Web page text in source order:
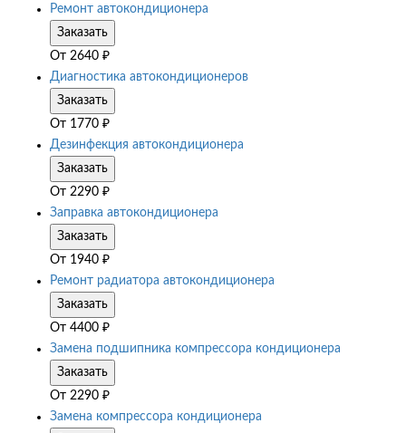
Ремонт автокондиционера
Заказать
От 2640 ₽
Диагностика автокондиционеров
Заказать
От 1770 ₽
Дезинфекция автокондиционера
Заказать
От 2290 ₽
Заправка автокондиционера
Заказать
От 1940 ₽
Ремонт радиатора автокондиционера
Заказать
От 4400 ₽
Замена подшипника компрессора кондиционера
Заказать
От 2290 ₽
Замена компрессора кондиционера